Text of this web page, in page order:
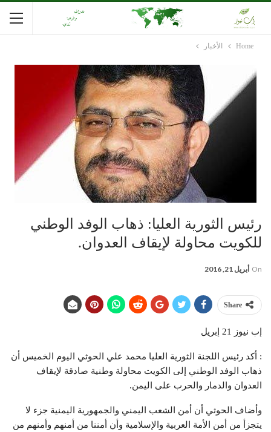
Home الأخبار
رئيس الثورية العليا: ذهاب الوفد الوطني
للكويت محاولة لإيقاف العدوان.
On أبريل 21, 2016
Share
إب نيوز 21 إبريل
: أكد رئيس اللجنة الثورية العليا محمد علي الحوثي اليوم الخميس أن
ذهاب الوفد الوطني إلى الكويت محاولة وطنية صادقة لإيقاف
العدوان والدمار والحرب على اليمن.
وأضاف الحوثي أن أمن الشعب اليمني والجمهورية اليمنية جزء لا
يتجزأ من أمن الأمة العربية والإسلامية وأن أمننا من أمنهم وأمنهم من